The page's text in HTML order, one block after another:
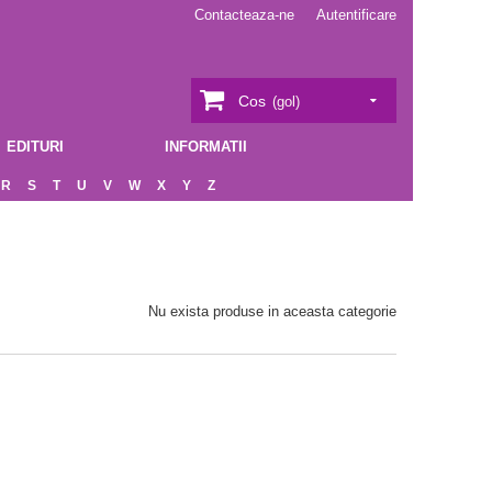
Autentificare
Contacteaza-ne
Cos (gol)
EDITURI INFORMATII
R S T U V W X Y Z
Nu exista produse in aceasta categorie